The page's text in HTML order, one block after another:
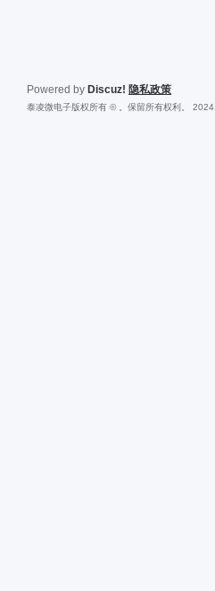
Powered by Discuz! 隐私政策
泰凌微电子版权所有 © 。保留所有权利。 2024